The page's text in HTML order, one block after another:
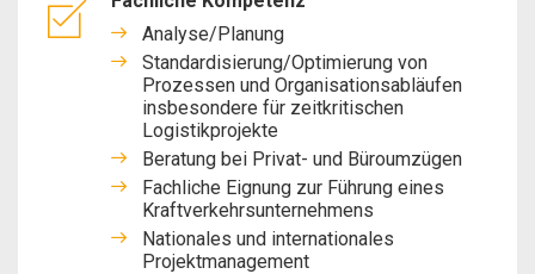
Analyse/Planung
Standardisierung/Optimierung von
Prozessen und Organisationsabläufen
insbesondere für zeitkritischen
Logistikprojekte
Beratung bei Privat- und Büroumzügen
Fachliche Eignung zur Führung eines
Kraftverkehrsunternehmens
Nationales und internationales
Projektmanagement